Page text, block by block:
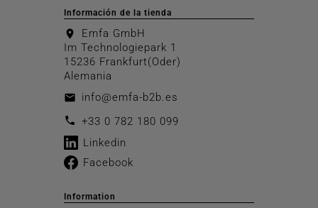
Información de la tienda
location_on
Emfa GmbH
Im Technologiepark 1
15236 Frankfurt(Oder)
Alemania
email info@emfa-b2b.es
call +33 0 782 180 099
Linkedin
Facebook
Information